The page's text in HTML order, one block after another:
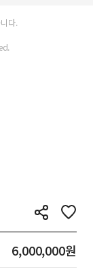
다.
6,000,000원